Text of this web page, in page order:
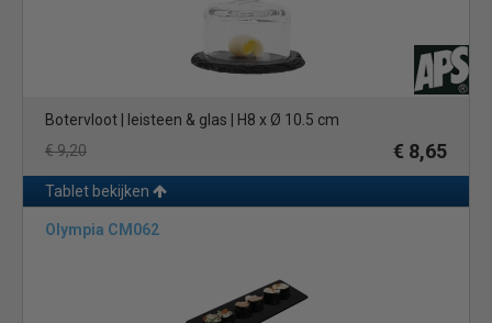
Botervloot | leisteen & glas | H8 x Ø 10.5 cm
€ 9,20
€ 8,65
Tablet bekijken
Olympia CM062